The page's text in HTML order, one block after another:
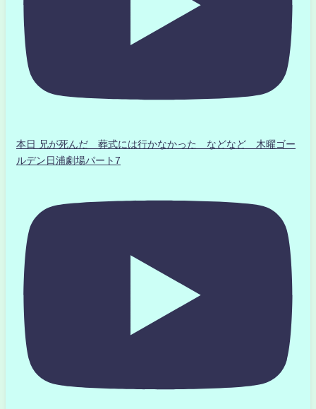
本日 兄が死んだ 葬式には行かなかった などなど 木曜ゴー
ルデン日浦劇場パート7